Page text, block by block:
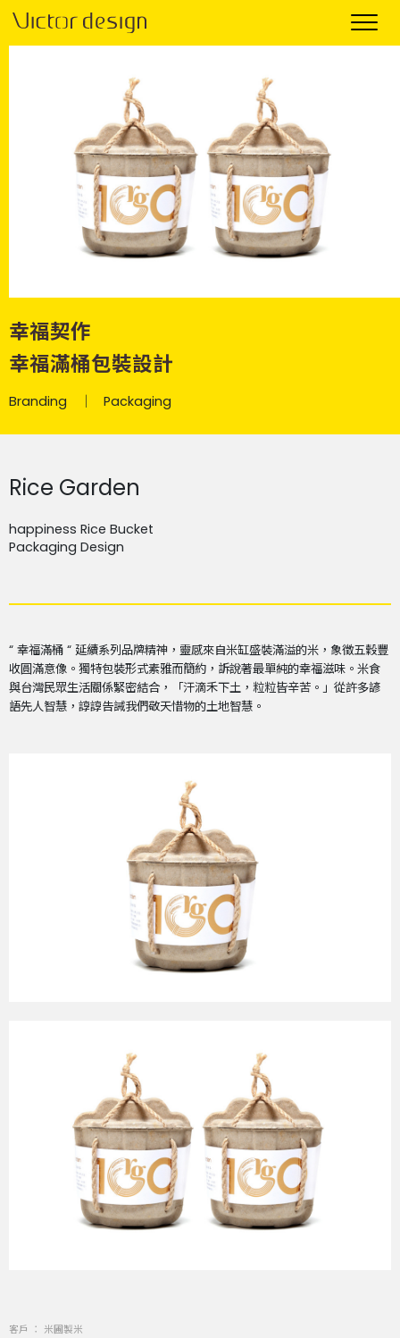
幸福契作
幸福滿桶包裝設計
Branding Packaging
客戶 ： 米圃製米
Rice Garden
happiness Rice Bucket
Packaging Design
“ 幸福滿桶 “ 延續系列品牌精神，靈感來自米缸盛裝滿溢的米，象徵五穀豐
收圓滿意像。獨特包裝形式素雅而簡約，訴說著最單純的幸福滋味。米食
與台灣民眾生活關係緊密結合，「汗滴禾下土，粒粒皆辛苦。」從許多諺
語先人智慧，諄諄告誡我們敬天惜物的土地智慧。